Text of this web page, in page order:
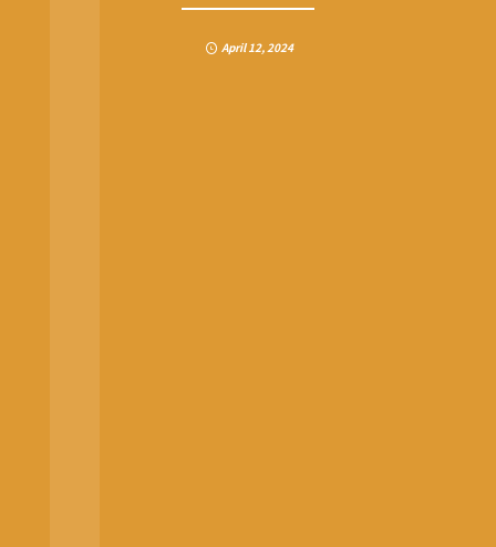
April12,2024